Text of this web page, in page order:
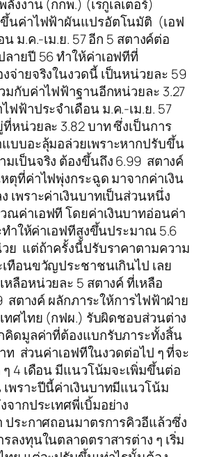
งงาน (กกพ.) (เรกูเลเตอร์)
นค่าไฟฟ้าผันแปรอัตโนมัติ (เอฟ
ม.ค.-เม.ย. 57 อีก 5 สตางค์ต่อ
ายปี 56 ทำให้ค่าเอฟทีที่
จ่ายจริงในงวดนี้ เป็นหน่วยละ 59
มกับค่าไฟฟ้าฐานอีกหน่วยละ 3.27
ฟฟ้าประจำเดือน ม.ค.-เม.ย. 57
หน่วยละ 3.82 บาท ซึ่งเป็นการ
บบอะลุ้มอล่วยเพราะหากปรับขึ้น
มเป็นจริง ต้องขึ้นถึง 6.99 สตางค์
ตุที่ค่าไฟพุ่งกระฉูด มาจากค่าเงิน
เพราะค่าเงินบาทเป็นส่วนหนึ่ง
ณค่าเอฟที โดยค่าเงินบาทอ่อนค่า
ำให้ค่าเอฟทีสูงขึ้นประมาณ 5.6
ย แต่ถ้าครั้งนี้ปรับราคาตามความ
เทือนขวัญประชาชนเกินไป เลย
หลือหน่วยละ 5 สตางค์ ที่เหลือ
สตางค์ ผลักภาระให้การไฟฟ้าฝ่าย
ทศไทย (กฟผ.) รับผิดชอบส่วนต่าง
คิดมูลค่าที่ต้องแบกรับภาระทั้งสิ้น
ท ส่วนค่าเอฟทีในงวดต่อไป ๆ ที่จะ
4 เดือน มีแนวโน้มจะเพิ่มขึ้นต่อ
พราะปีนี้ค่าเงินบาทมีแนวโน้ม
จากประเทศพี่เบิ้มอย่าง
ประกาศถอนมาตรการคิวอีแล้วซึ่ง
ลงทุนในตลาดตราสารต่าง ๆ เริ่ม